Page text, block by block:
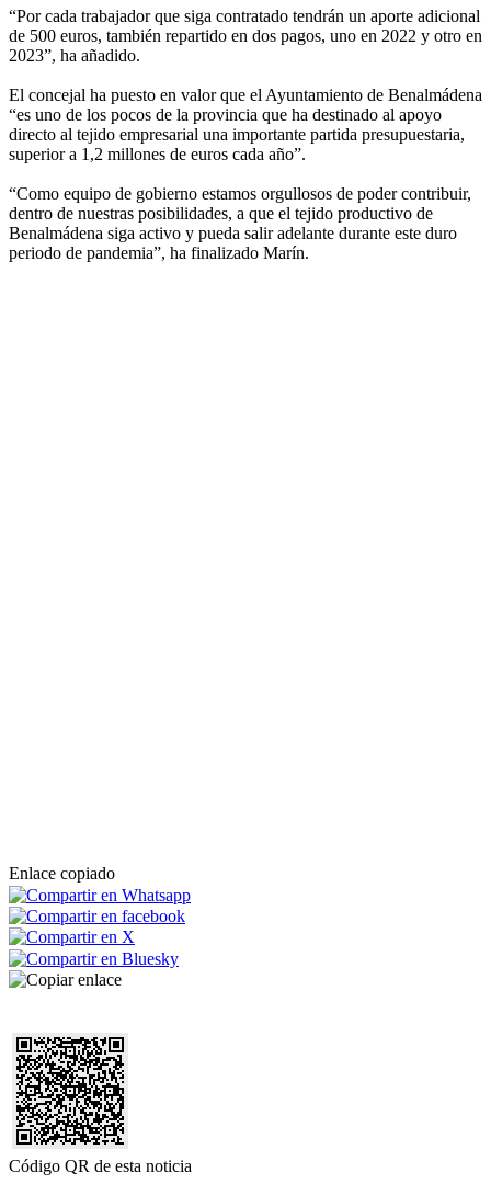
“Por cada trabajador que siga contratado tendrán un aporte adicional
de 500 euros, también repartido en dos pagos, uno en 2022 y otro en
2023”, ha añadido.
El concejal ha puesto en valor que el Ayuntamiento de Benalmádena
“es uno de los pocos de la provincia que ha destinado al apoyo
directo al tejido empresarial una importante partida presupuestaria,
superior a 1,2 millones de euros cada año”.
“Como equipo de gobierno estamos orgullosos de poder contribuir,
dentro de nuestras posibilidades, a que el tejido productivo de
Benalmádena siga activo y pueda salir adelante durante este duro
periodo de pandemia”, ha finalizado Marín.
Enlace copiado
Código QR de esta noticia